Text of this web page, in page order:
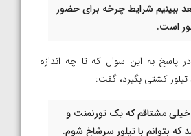
ببینیم شرایط چرخه برای حضور
است.
پاسخ به این سوال که تا چه اندازه
کشتی بگیرد، گفت:
مشتاقم که یک تورنمنت و
که بتوانم با تیلور سرشاخ شوم.